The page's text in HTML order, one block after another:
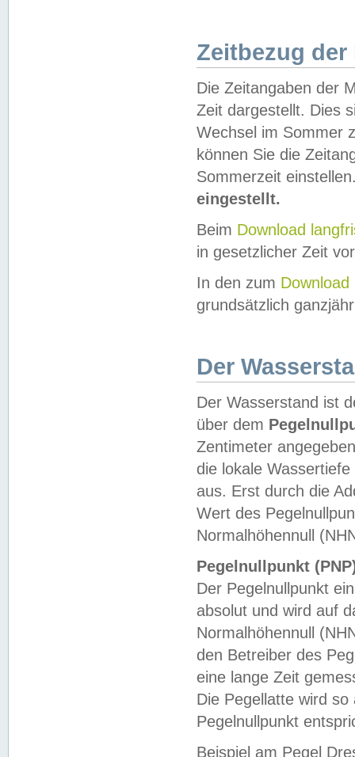
Zeitbezug der
Die Zeitangaben der
Zeit dargestellt. Dies
Wechsel im Sommer
können Sie die
Sommerzeit
eingestellt.
Beim Download
in gesetzlicher Zeit
In den zum Download
grundsätzlich
Der
Der Wasserstand ist
über dem
Zentimeter
die lokale
aus. Erst durch die
Wert des
Normalhöhennull
Pegelnullpunkt
Der Pegelnullpunkt
absolut und wird auf
Normalhöhennull
den Betreiber des
eine lange Zeit
Die Pegellatte wird
Pegelnullpunkt
Beispiel am Pegel